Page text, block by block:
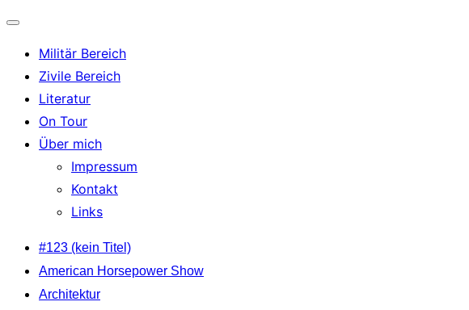
umschalten
Militär Bereich
Zivile Bereich
Literatur
On Tour
Über mich
Impressum
Kontakt
Links
Zum
Inhalt
springen
#123 (kein Titel)
American Horsepower Show
Architektur